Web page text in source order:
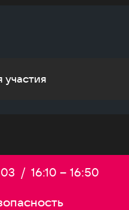
участия
/ Начало:
16:10 – Конец:
16:50